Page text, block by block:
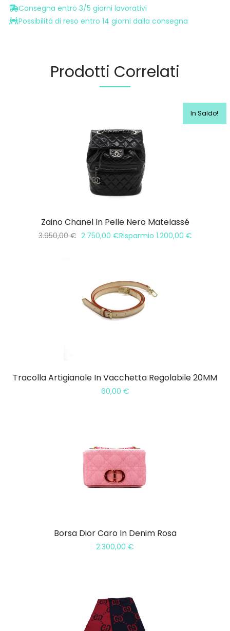
Consegna entro 3/5 giorni lavorativi
Possibilità di reso entro 14 giorni dalla consegna
Prodotti Correlati
In Saldo!
Zaino Chanel In Pelle Nero Matelassé
3.950,00€ 2.750,00 €Risparmio 1.200,00 €
Tracolla Artigianale In Vacchetta Regolabile 20MM
60,00 €
Borsa Dior Caro In Denim Rosa
2.300,00 €